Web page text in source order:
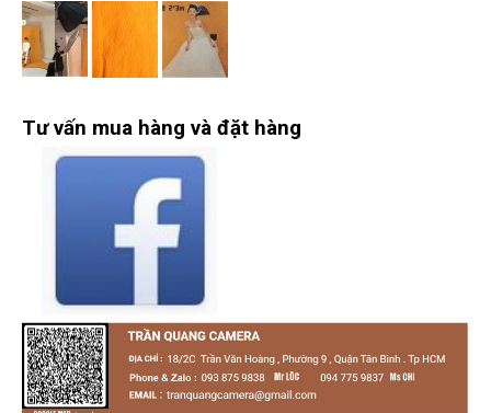
Tư vấn mua hàng và đặt hàng